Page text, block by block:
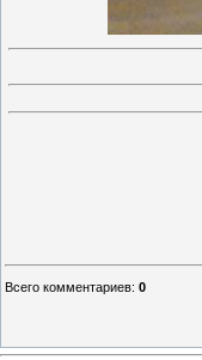
Всего комментариев: 0